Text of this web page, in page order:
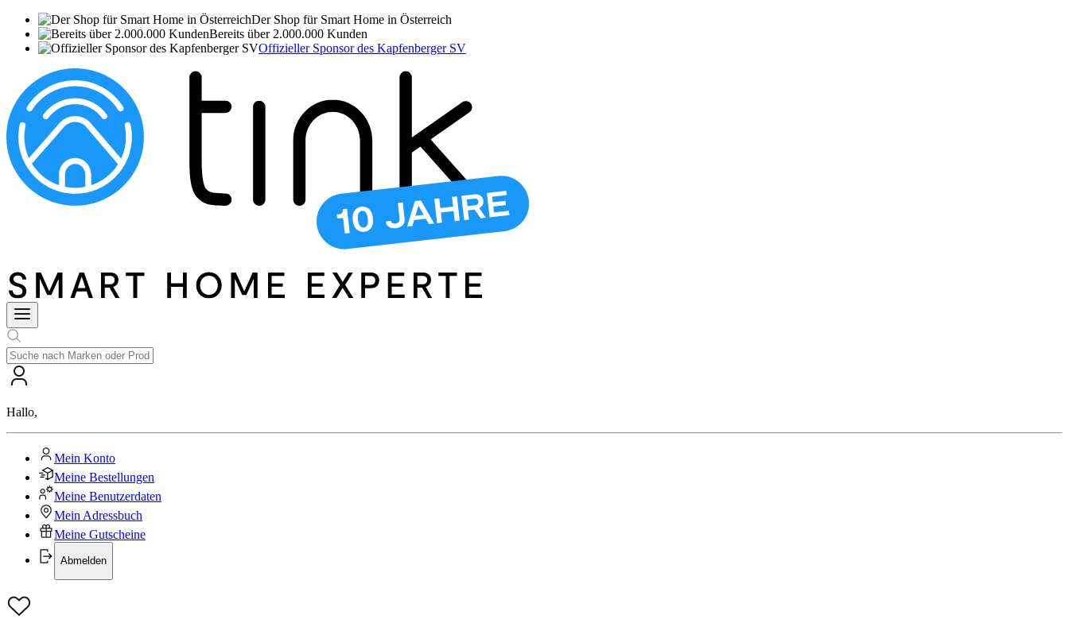
Der Shop für Smart Home in Österreich
Bereits über 2.000.000 Kunden
Offizieller Sponsor des Kapfenberger SV
Hallo,
Mein Konto
Meine Bestellungen
Meine Benutzerdaten
Mein Adressbuch
Meine Gutscheine
Abmelden